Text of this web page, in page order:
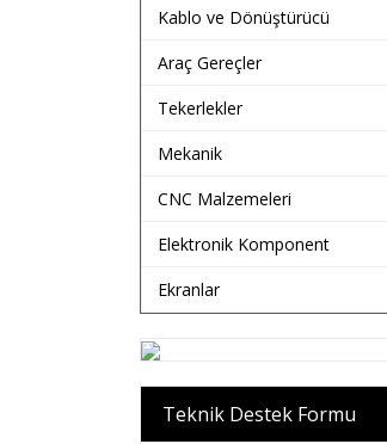
Kablo ve Dönüştürücü
Araç Gereçler
Tekerlekler
Mekanik
CNC Malzemeleri
Elektronik Komponent
Ekranlar
Teknik Destek Formu